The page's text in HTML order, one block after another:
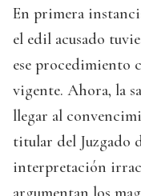
En primera
el edil acusado
ese procedimiento
vigente. Ahora, la
llegar al
titular del Juzgado
interpretación